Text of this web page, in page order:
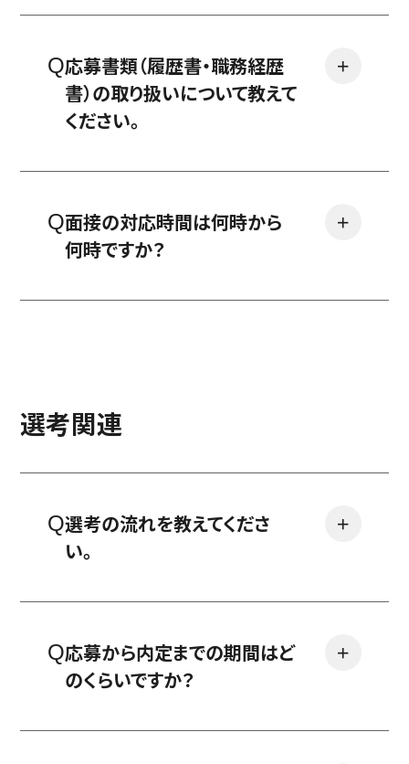
＋
応募書類（履歴書・職務経歴
書）の取り扱いについて教えて
ください。
＋
面接の対応時間は何時から
何時ですか？
選考関連
＋
選考の流れを教えてくださ
い。
＋
応募から内定までの期間はど
のくらいですか？